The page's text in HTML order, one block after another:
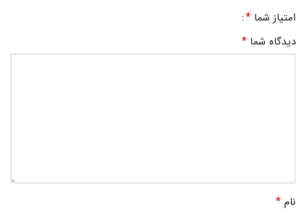
امتیاز شما *
دیدگاه شما *
نام *